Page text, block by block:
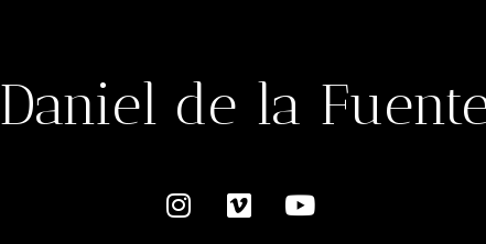
Daniel de la